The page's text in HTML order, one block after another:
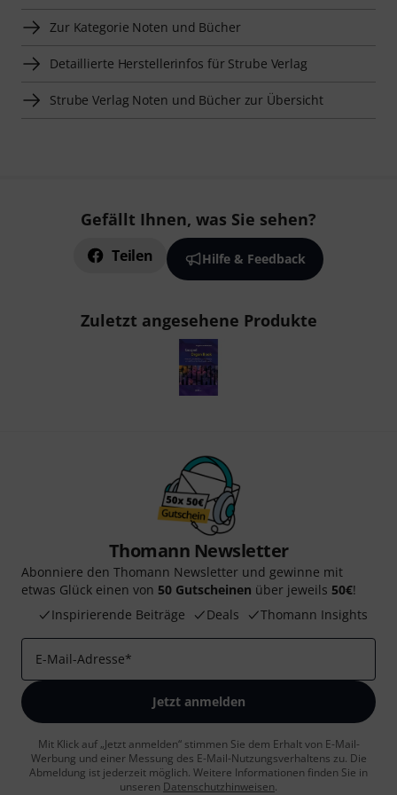
Zur Kategorie Noten und Bücher
Detaillierte Herstellerinfos für Strube Verlag
Strube Verlag Noten und Bücher zur Übersicht
Gefällt Ihnen, was Sie sehen?
Teilen Hilfe & Feedback
Zuletzt angesehene Produkte
Thomann Newsletter
Abonniere den Thomann Newsletter und gewinne mit
etwas Glück einen von 50 Gutscheinen über jeweils 50€!
Inspirierende Beiträge
Deals Thomann Insights
E-Mail-Adresse*
Jetzt anmelden
Mit Klick auf „Jetzt anmelden“ stimmen Sie dem Erhalt von E-Mail-
Werbung und einer Messung des E-Mail-Nutzungsverhaltens zu. Die
Abmeldung ist jederzeit möglich. Weitere Informationen finden Sie in
unseren Datenschutzhinweisen.